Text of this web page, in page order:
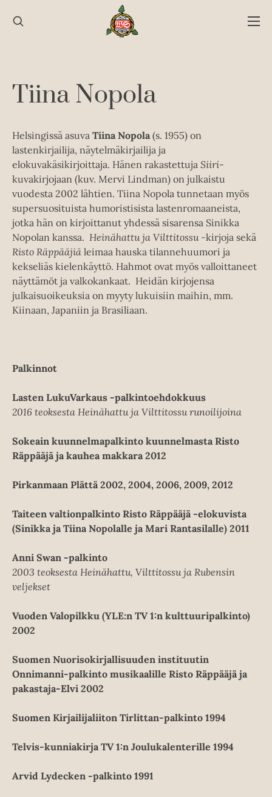
sisältöön
Tiina Nopola
Helsingissä asuva Tiina Nopola (s. 1955) on
lastenkirjailija, näytelmäkirjailija ja
elokuvakäsikirjoittaja. Hänen rakastettuja Siiri-
kuvakirjojaan (kuv. Mervi Lindman) on julkaistu
vuodesta 2002 lähtien. Tiina Nopola tunnetaan myös
supersuosituista humoristisista lastenromaaneista,
jotka hän on kirjoittanut yhdessä sisarensa Sinikka
Nopolan kanssa. Heinähattu ja Vilttitossu -kirjoja sekä
Risto Räppääjiä leimaa hauska tilannehuumori ja
kekseliäs kielenkäyttö. Hahmot ovat myös valloittaneet
näyttämöt ja valkokankaat. Heidän kirjojensa
julkaisuoikeuksia on myyty lukuisiin maihin, mm.
Kiinaan, Japaniin ja Brasiliaan.
Palkinnot
Lasten LukuVarkaus -palkintoehdokkuus
2016 teoksesta Heinähattu ja Vilttitossu runoilijoina
Sokeain kuunnelmapalkinto kuunnelmasta Risto
Räppääjä ja kauhea makkara 2012
Pirkanmaan Plättä 2002, 2004, 2006, 2009, 2012
Taiteen valtionpalkinto Risto Räppääjä -elokuvista
(Sinikka ja Tiina Nopolalle ja Mari Rantasilalle) 2011
Anni Swan -palkinto
2003 teoksesta Heinähattu, Vilttitossu ja Rubensin
veljekset
Vuoden Valopilkku (YLE:n TV 1:n kulttuuripalkinto)
2002
Suomen Nuorisokirjallisuuden instituutin
Onnimanni-palkinto musikaalille Risto Räppääjä ja
pakastaja-Elvi 2002
Suomen Kirjailijaliiton Tirlittan-palkinto 1994
Telvis-kunniakirja TV 1:n Joulukalenterille 1994
Arvid Lydecken -palkinto 1991